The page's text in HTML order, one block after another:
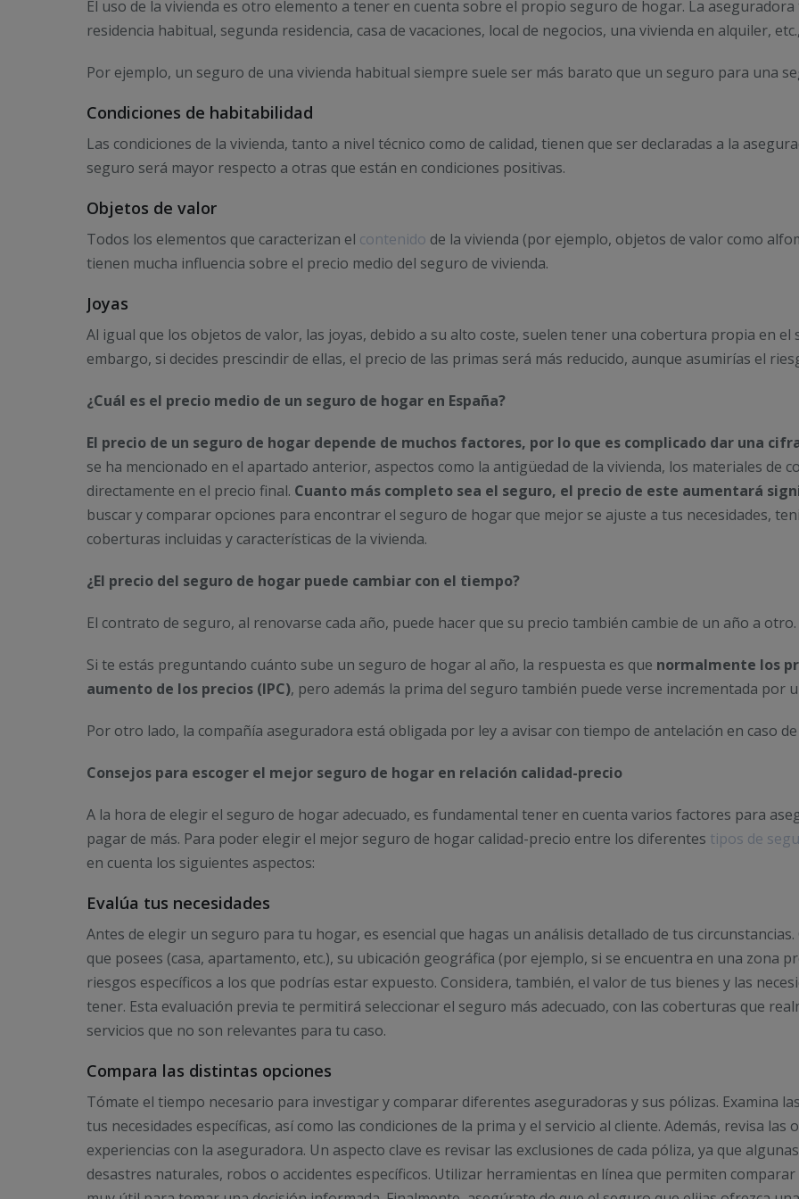
El uso de la vivienda es otro elemento a tener en cuenta sobre el propio seguro de hogar. La
residencia habitual, segunda residencia, casa de vacaciones, local de negocios, una vivienda en alquiler,
Por ejemplo, un seguro de una vivienda habitual siempre suele ser más barato que un seguro para una
Condiciones de habitabilidad
Las condiciones de la vivienda, tanto a nivel técnico como de calidad, tienen que ser declaradas a la
seguro será mayor respecto a otras que están en condiciones positivas.
Objetos de valor
Todos los elementos que caracterizan el contenido de la vivienda (por ejemplo, objetos de valor como
tienen mucha influencia sobre el precio medio del seguro de vivienda.
Joyas
Al igual que los objetos de valor, las joyas, debido a su alto coste, suelen tener una cobertura propia en
embargo, si decides prescindir de ellas, el precio de las primas será más reducido, aunque asumirías el
¿Cuál es el precio medio de un seguro de hogar en España?
El precio de un seguro de hogar depende de muchos factores, por lo que es complicado dar una
se ha mencionado en el apartado anterior, aspectos como la antigüedad de la vivienda, los materiales de
directamente en el precio final. Cuanto más completo sea el seguro, el precio de este aumentará
buscar y comparar opciones para encontrar el seguro de hogar que mejor se ajuste a tus necesidades,
coberturas incluidas y características de la vivienda.
¿El precio del seguro de hogar puede cambiar con el tiempo?
El contrato de seguro, al renovarse cada año, puede hacer que su precio también cambie de un año a otro.
Si te estás preguntando cuánto sube un seguro de hogar al año, la respuesta es que normalmente los
aumento de los precios (IPC), pero además la prima del seguro también puede verse incrementada por
Por otro lado, la compañía aseguradora está obligada por ley a avisar con tiempo de antelación en caso
Consejos para escoger el mejor seguro de hogar en relación calidad-precio
A la hora de elegir el seguro de hogar adecuado, es fundamental tener en cuenta varios factores para
pagar de más. Para poder elegir el mejor seguro de hogar calidad-precio entre los diferentes tipos de
en cuenta los siguientes aspectos:
Evalúa tus necesidades
Antes de elegir un seguro para tu hogar, es esencial que hagas un análisis detallado de tus
que posees (casa, apartamento, etc.), su ubicación geográfica (por ejemplo, si se encuentra en una zona
riesgos específicos a los que podrías estar expuesto. Considera, también, el valor de tus bienes y las
tener. Esta evaluación previa te permitirá seleccionar el seguro más adecuado, con las coberturas que
servicios que no son relevantes para tu caso.
Compara las distintas opciones
Tómate el tiempo necesario para investigar y comparar diferentes aseguradoras y sus pólizas. Examina
tus necesidades específicas, así como las condiciones de la prima y el servicio al cliente. Además, revisa
experiencias con la aseguradora. Un aspecto clave es revisar las exclusiones de cada póliza, ya que
desastres naturales, robos o accidentes específicos. Utilizar herramientas en línea que permiten